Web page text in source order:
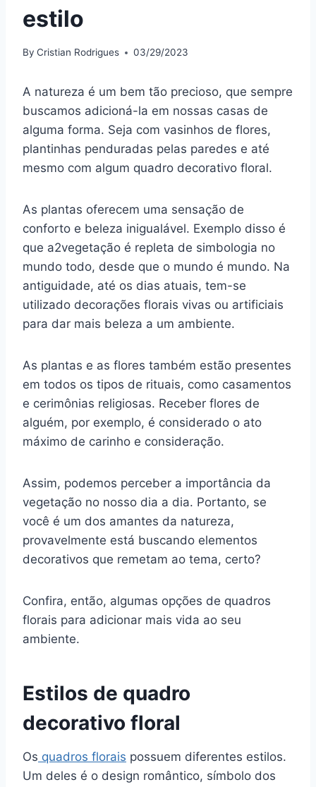
estilo
By Cristian Rodrigues 03/29/2023
A natureza é um bem tão precioso, que sempre
buscamos adicioná-la em nossas casas de
alguma forma. Seja com vasinhos de flores,
plantinhas penduradas pelas paredes e até
mesmo com algum quadro decorativo floral.
As plantas oferecem uma sensação de
conforto e beleza inigualável. Exemplo disso é
que a2vegetação é repleta de simbologia no
mundo todo, desde que o mundo é mundo. Na
antiguidade, até os dias atuais, tem-se
utilizado decorações florais vivas ou artificiais
para dar mais beleza a um ambiente.
As plantas e as flores também estão presentes
em todos os tipos de rituais, como casamentos
e cerimônias religiosas. Receber flores de
alguém, por exemplo, é considerado o ato
máximo de carinho e consideração.
Assim, podemos perceber a importância da
vegetação no nosso dia a dia. Portanto, se
você é um dos amantes da natureza,
provavelmente está buscando elementos
decorativos que remetam ao tema, certo?
Confira, então, algumas opções de quadros
florais para adicionar mais vida ao seu
ambiente.
Estilos de quadro
decorativo floral
Os quadros florais possuem diferentes estilos.
Um deles é o design romântico, símbolo dos